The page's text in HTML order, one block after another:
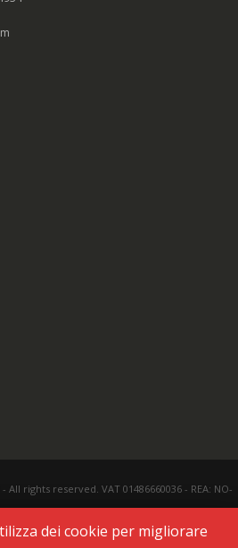
rights reserved. VAT 01486660036 - REA: NO-
dei cookie per migliorare